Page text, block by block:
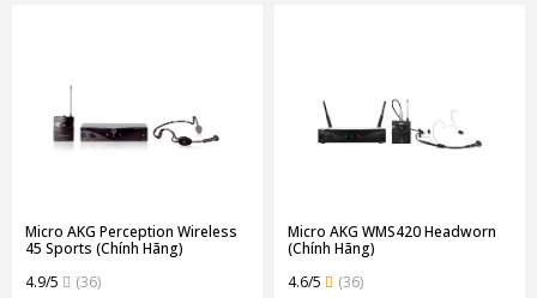
Micro AKG Perception Wireless
45 Sports (Chính Hãng)
4.9/5
(36)
Micro AKG WMS420 Headworn
(Chính Hãng)
4.6/5
(36)